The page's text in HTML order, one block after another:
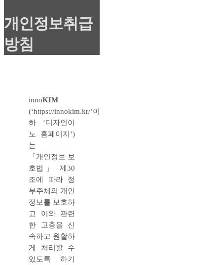
개인정보취급
방침
innoKIM
(‘https://innokim.kr/’이
하 ‘디자인이
노 홈페이지’)
는
「개인정보 보
호법」 제30
조에 따라 정
부주체의 개인
정보를 보호하
고 이와 관련
한 고충을 신
속하고 원활하
게 처리할 수
있도록 하기